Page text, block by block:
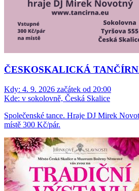
ČESKOSKALICKÁ
Kdy: 4. 9. 2026 začátek od 20:00
Kde: v sokolovně, Česká Skalice
Společenské tance. Hraje DJ Mirek
místě 300 Kč/pár.